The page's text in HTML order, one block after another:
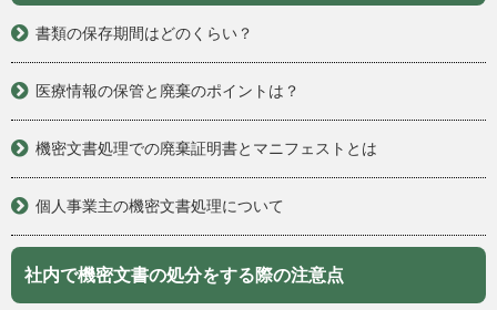
書類の保存期間はどのくらい？
医療情報の保管と廃棄のポイントは？
機密文書処理での廃棄証明書とマニフェストとは
個人事業主の機密文書処理について
社内で機密文書の処分をする際の注意点